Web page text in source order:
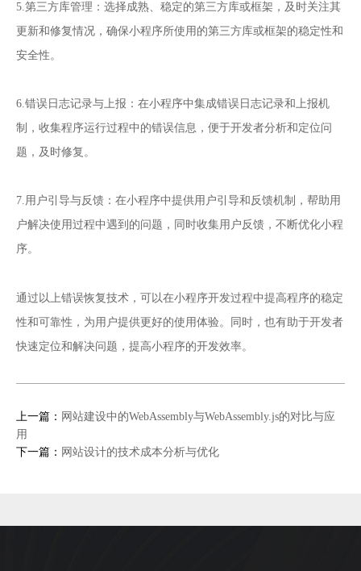
5.第三方库管理：选择成熟、稳定的第三方库或框架，及时关注其
更新和修复情况，确保小程序所使用的第三方库或框架的稳定性和
安全性。
6.错误日志记录与上报：在小程序中集成错误日志记录和上报机
制，收集程序运行过程中的错误信息，便于开发者分析和定位问
题，及时修复。
7.用户引导与反馈：在小程序中提供用户引导和反馈机制，帮助用
户解决使用过程中遇到的问题，同时收集用户反馈，不断优化小程
序。
通过以上错误恢复技术，可以在小程序开发过程中提高程序的稳定
性和可靠性，为用户提供更好的使用体验。同时，也有助于开发者
快速定位和解决问题，提高小程序的开发效率。
上一篇： 网站建设中的WebAssembly与WebAssembly.js的对比与应
用
下一篇： 网站设计的技术成本分析与优化